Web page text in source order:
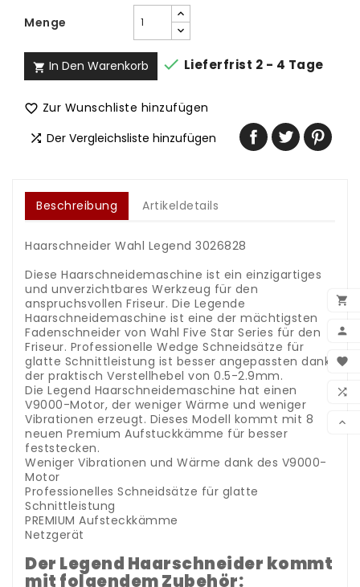





Menge
 In Den Warenkorb  Lieferfrist 2 - 4 Tage
 Zur Wunschliste hinzufügen
 Der Vergleichsliste hinzufügen
Beschreibung Artikeldetails
Haarschneider Wahl Legend 3026828
Diese Haarschneidemaschine ist ein einzigartiges
und unverzichtbares Werkzeug für den
anspruchsvollen Friseur. Die Legende
Haarschneidemaschine ist eine der mächtigsten
Fadenschneider von Wahl Five Star Series für den
Friseur. Professionelle Wedge Schneidsätze für
glatte Schnittleistung ist besser angepassten dank
der praktisch Verstellhebel von 0.5-2.9mm.
Die Legend Haarschneidemaschine hat einen
V9000-Motor, der weniger Wärme und weniger
Vibrationen erzeugt. Dieses Modell kommt mit 8
neuen Premium Aufstuckkämme für besser
feststecken.
Weniger Vibrationen und Wärme dank des V9000-
Motor
Professionelles Schneidsätze für glatte
Schnittleistung
PREMIUM Aufsteckkämme
Netzgerät
Der Legend Haarschneider kommt
mit folgendem Zubehör: